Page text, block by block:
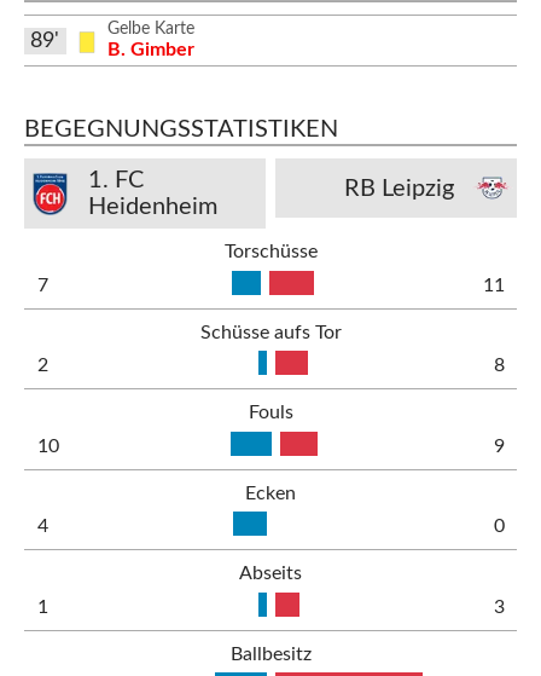
Gelbe Karte
B. Gimber
89'
BEGEGNUNGSSTATISTIKEN
1. FC
Heidenheim
RB Leipzig
Torschüsse
7
11
Schüsse aufs Tor
2
8
Fouls
10
9
Ecken
4
0
Abseits
1
3
Ballbesitz